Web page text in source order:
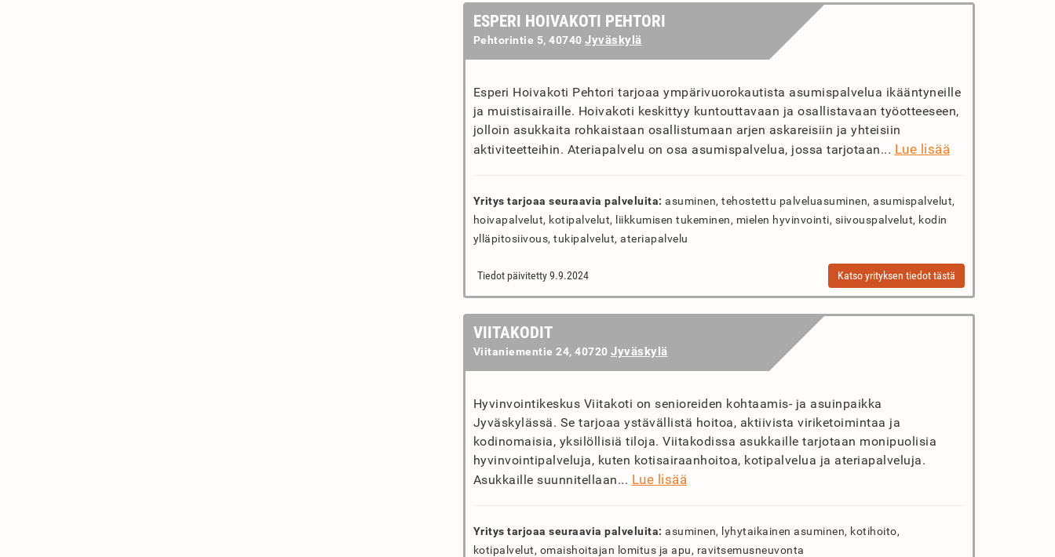
ESPERI HOIVAKOTI PEHTORI
Pehtorintie 5, 40740 Jyväskylä
Esperi Hoivakoti Pehtori tarjoaa ympärivuorokautista asumispalvelua ikääntyneille
ja muistisairaille. Hoivakoti keskittyy kuntouttavaan ja osallistavaan työotteeseen,
jolloin asukkaita rohkaistaan osallistumaan arjen askareisiin ja yhteisiin
aktiviteetteihin. Ateriapalvelu on osa asumispalvelua, jossa tarjotaan... Lue lisää
Yritys tarjoaa seuraavia palveluita: asuminen, tehostettu palveluasuminen, asumispalvelut,
hoivapalvelut, kotipalvelut, liikkumisen tukeminen, mielen hyvinvointi, siivouspalvelut, kodin
ylläpitosiivous, tukipalvelut, ateriapalvelu
Tiedot päivitetty 9.9.2024 Katso yrityksen tiedot tästä
VIITAKODIT
Viitaniementie 24, 40720 Jyväskylä
Hyvinvointikeskus Viitakoti on senioreiden kohtaamis- ja asuinpaikka
Jyväskylässä. Se tarjoaa ystävällistä hoitoa, aktiivista viriketoimintaa ja
kodinomaisia, yksilöllisiä tiloja. Viitakodissa asukkaille tarjotaan monipuolisia
hyvinvointipalveluja, kuten kotisairaanhoitoa, kotipalvelua ja ateriapalveluja.
Asukkaille suunnitellaan... Lue lisää
Yritys tarjoaa seuraavia palveluita: asuminen, lyhytaikainen asuminen, kotihoito,
kotipalvelut, omaishoitajan lomitus ja apu, ravitsemusneuvonta